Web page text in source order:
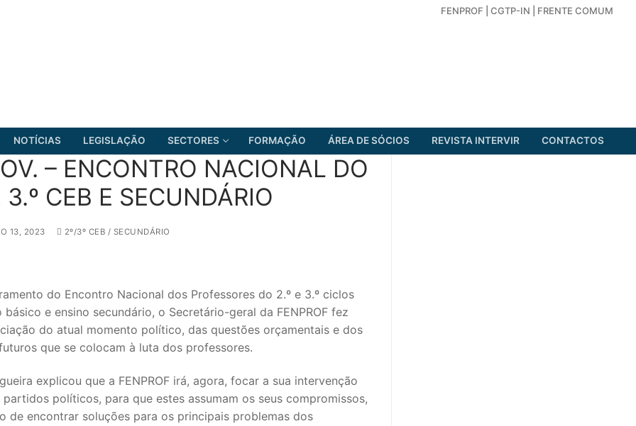
FENPROF CGTP-IN FRENTE COMUM
NOTÍCIAS LEGISLAÇÃO SECTORES FORMAÇÃO ÁREA DE SÓCIOS REVISTA INTERVIR CONTACTOS
– ENCONTRO NACIONAL DO
3.º CEB E SECUNDÁRIO
13, 2023 2º/3º CEB / SECUNDÁRIO
do Encontro Nacional dos Professores do 2.º e 3.º ciclos
básico e ensino secundário, o Secretário-geral da FENPROF fez
do atual momento político, das questões orçamentais e dos
que se colocam à luta dos professores.
explicou que a FENPROF irá, agora, focar a sua intervenção
políticos, para que estes assumam os seus compromissos,
de encontrar soluções para os principais problemas dos